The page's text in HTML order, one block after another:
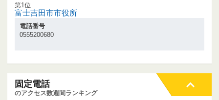
第1位
富士吉田市市役所
電話番号
0555200680
固定電話
のアクセス数週間ランキング